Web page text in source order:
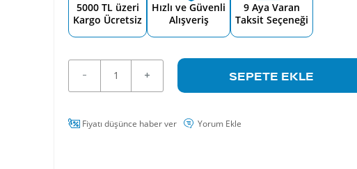
5000 TL üzeri
Kargo Ücretsiz
Hızlı ve Güvenli
Alışveriş
9 Aya Varan
Taksit Seçeneği
SEPETE EKLE
Fiyatı düşünce haber ver Yorum Ekle